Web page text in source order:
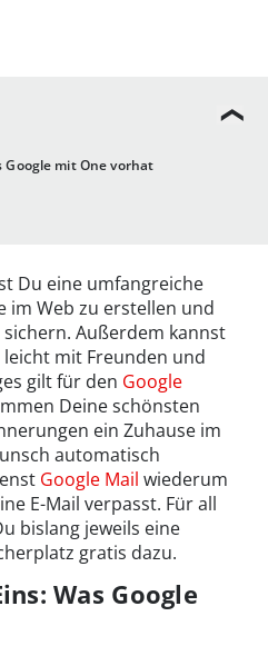
Google mit One vorhat
Du eine umfangreiche
im Web zu erstellen und
Außerdem kannst
mit Freunden und
gilt für den Google
Deine schönsten
ein Zuhause im
automatisch
Google Mail wiederum
E-Mail verpasst. Für all
bislang jeweils eine
gratis dazu.
Was Google